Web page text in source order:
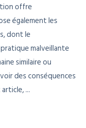
offre
également les
dont le
malveillante
similaire ou
des conséquences
...